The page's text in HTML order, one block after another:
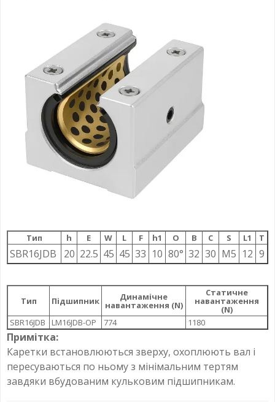
Тип h E W L F h1 О B C S L1 T
SBR16JDB 20 22.5 45 45 33 10 80° 32 30 M5 12 9
Тип Підшипник Динамічне
навантаження (N)
Статичне
навантаження
(N)
SBR16JDB
LM16JDB-OP 774 1180
Примітка:
Каретки встановлюються зверху, охоплюють вал і
пересуваються по ньому з мінімальним тертям
завдяки вбудованим кульковим підшипникам.